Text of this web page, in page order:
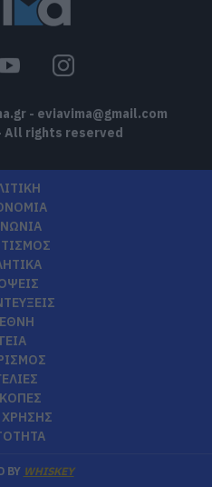
- eviavima@gmail.com
All rights reserved
BY WHISKEY